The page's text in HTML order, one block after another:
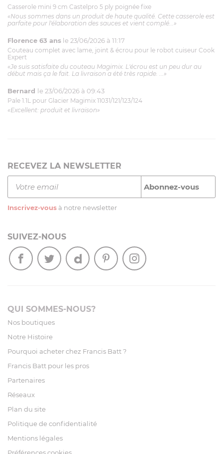
Casserole mini 9 cm Castelpro 5 ply poignée fixe
«Nous sommes dans un produit de haute qualité. Cette casserole est
parfaite pour l'élaboration des sauces et vient complé...»
Florence 63 ans le 23/06/2026 à 11:17
Couteau complet avec lame, joint & écrou pour le robot cuiseur Cook
Expert
«Je suis satisfaite du couteau Magimix. L'écrou est un peu dur au
début mais ça le fait. La livraison a été très rapide. ...»
Bernard le 23/06/2026 à 09:43
Pale 1.1L pour Glacier Magimix 11031/121/123/124
«Excellent: produit et livraison»
RECEVEZ LA NEWSLETTER
Inscrivez-vous à notre newsletter
SUIVEZ-NOUS
QUI SOMMES-NOUS?
Nos boutiques
Notre Histoire
Pourquoi acheter chez Francis Batt ?
Francis Batt pour les pros
Partenaires
Réseaux
Plan du site
Politique de confidentialité
Mentions légales